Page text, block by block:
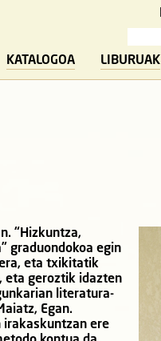
KATALOGOA LIBURUAK
“Hizkuntza,
graduondokoa egin
eta txikitatik
eta geroztik idazten
literatura-
Egan.
irakaskuntzan ere